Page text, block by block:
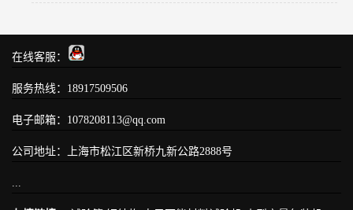
在线客服：
服务热线：18917509506
电子邮箱：1078208113@qq.com
公司地址：上海市松江区新桥九新公路2888号